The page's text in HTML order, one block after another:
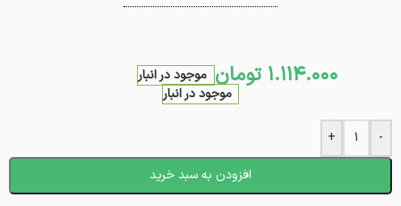
1.114.000 تومان موجود در انبار
موجود در انبار
-
+
افزودن به سبد خرید